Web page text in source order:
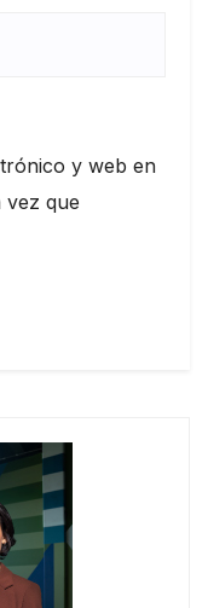
y web en
vez que